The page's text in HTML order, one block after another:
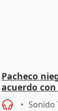
Pacheco
acuerdo
Sonido